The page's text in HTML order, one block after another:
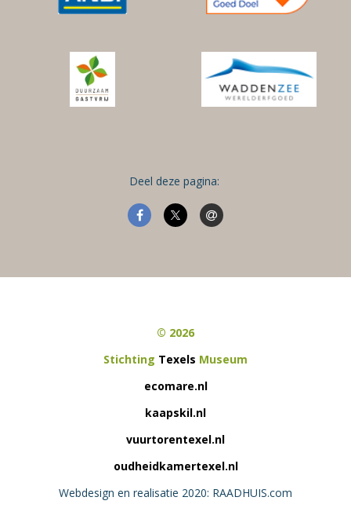
Deel deze pagina:
© 2026
Stichting Texels Museum
ecomare.nl
kaapskil.nl
vuurtorentexel.nl
oudheidkamertexel.nl
Webdesign en realisatie 2020: RAADHUIS.com